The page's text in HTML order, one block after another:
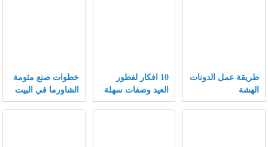
طريقة عمل الدونات
الهشة
10 افكار لفطور
العيد وصفات سهلة
وسريعة لفطور
خطوات صنع مثومة
الشاورما في البيت